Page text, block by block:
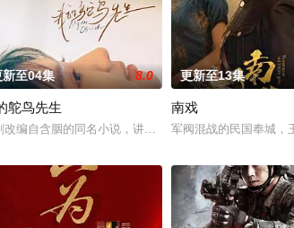
调扎纸维生，却因一具流血的新娘纸人卷入了一场跨
新至04集 8.0
鸵鸟先生
改编自含胭的同名小说，讲述了邻家女孩庞倩（苏晓彤
更新至13集
南戏
军阀混战的民国奉城，